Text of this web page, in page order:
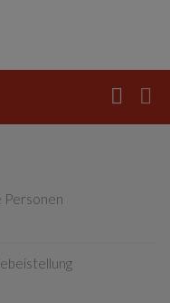
Personen